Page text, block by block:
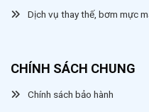
Dịch vụ thay thế, bơm mực
CHÍNH SÁCH CHUNG
Chính sách bảo hành